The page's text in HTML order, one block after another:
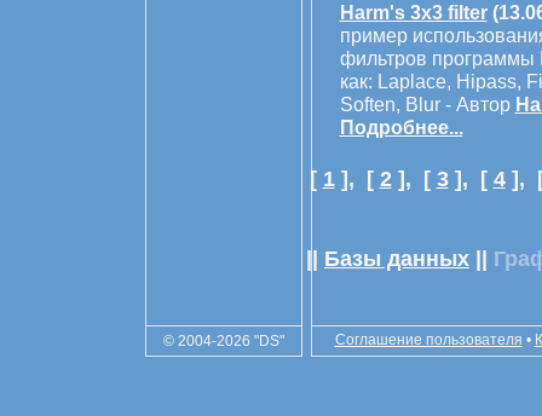
Harm's 3x3 filter
пример
фильтров программы
как: Laplace, Hipass,
Soften, Blur - Автор
Подробнее...
[ 1], [ 2], [ 3], [ 4],
|| Базы данных ||
© 2004-2026 "DS" Соглашение пользователя •